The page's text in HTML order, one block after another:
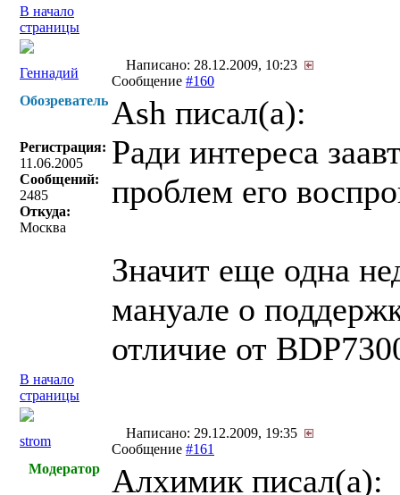
В начало
страницы
Геннадий
Написано: 28.12.2009, 10:23
Сообщение #160
Обозреватель
Регистрация:
11.06.2005
Сообщений:
2485
Откуда:
Москва
Ash писал(a):
Ради интереса
проблем его
Значит еще одна
мануале о
отличие от
В начало
страницы
strom
Написано: 29.12.2009, 19:35
Сообщение #161
Модератор
Алхимик писал(a):